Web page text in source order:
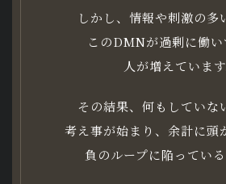
しかし、情報や刺激の多
このDMNが過剰に働い
人が増えています
その結果、何もしていな
考え事が始まり、余計に頭
負のループに陥っている